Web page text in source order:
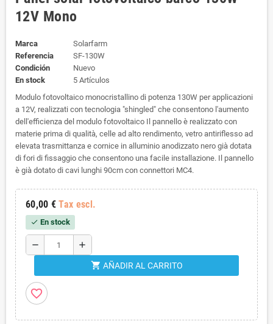
12V Mono
Marca
Solarfarm
Referencia
SF-130W
Condición
Nuevo
En stock
5 Artículos
Modulo fotovoltaico monocristallino di potenza 130W per applicazioni
a 12V, realizzati con tecnologia "shingled" che consentono l'aumento
dell'efficienza del modulo fotovoltaico Il pannello è realizzato con
materie prima di qualità, celle ad alto rendimento, vetro antiriflesso ad
elevata trasmittanza e cornice in alluminio anodizzato nero già dotata
di fori di fissaggio che consentono una facile installazione. Il pannello
è già dotato di cavi lunghi 90cm con connettori MC4.
60,00 € Tax escl.
check En stock
remove add
shopping_cart AÑADIR AL CARRITO
favorite_border